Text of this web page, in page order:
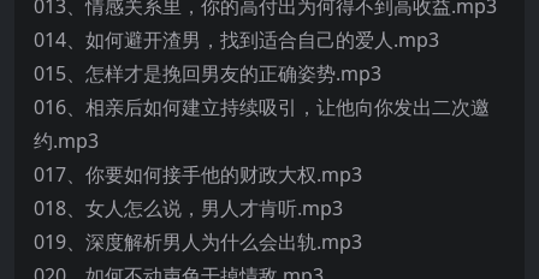
013、情感关系里，你的高付出为何得不到高收益.mp3
014、如何避开渣男，找到适合自己的爱人.mp3
015、怎样才是挽回男友的正确姿势.mp3
016、相亲后如何建立持续吸引，让他向你发出二次邀
约.mp3
017、你要如何接手他的财政大权.mp3
018、女人怎么说，男人才肯听.mp3
019、深度解析男人为什么会出轨.mp3